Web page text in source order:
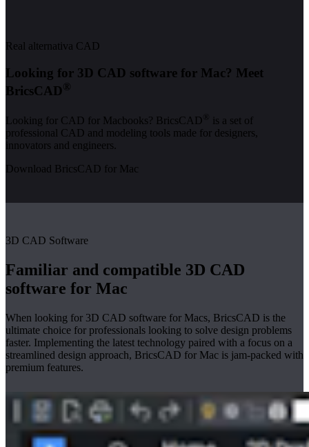
Real alternativa CAD
Looking for 3D CAD software for Mac? Meet
BricsCAD ®
Looking for CAD for Macbooks? BricsCAD ® is a set of
professional CAD and modeling tools made for designers,
innovators and engineers.
Download BricsCAD for Mac
3D CAD Software
Familiar and compatible 3D CAD
software for Mac
When looking for 3D CAD software for Macs, BricsCAD is the
ultimate choice for professionals looking to solve design problems
faster. Implementing the latest technology paired with a focus on a
streamlined design approach, BricsCAD for Mac is jam-packed with
premium features.